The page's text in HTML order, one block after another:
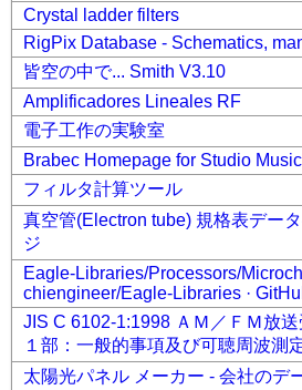
Crystal ladder filters
RigPix Database - Schematics,
皆空の中で... Smith V3.10
Amplificadores Lineales RF
電子工作の実験室
Brabec Homepage for Studio
フィルタ計算ツール
真空管(Electron tube) 規格表デー
ジ
Eagle-Libraries/Processors/
chiengineer/Eagle-Libraries ·
JIS C 6102-1:1998 ＡＭ／ＦＭ放
１部：一般的事項及び可聴周波測
太陽光パネル メーカー - 会社のデ